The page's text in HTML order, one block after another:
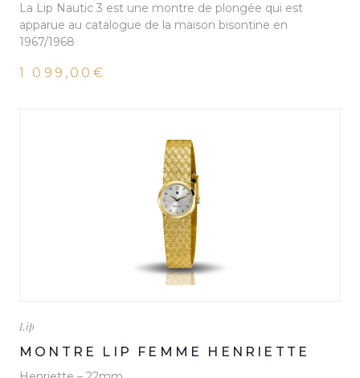
La Lip Nautic 3 est une montre de plongée qui est
apparue au catalogue de la maison bisontine en
1967/1968
1 099,00€
Lip
MONTRE LIP FEMME HENRIETTE